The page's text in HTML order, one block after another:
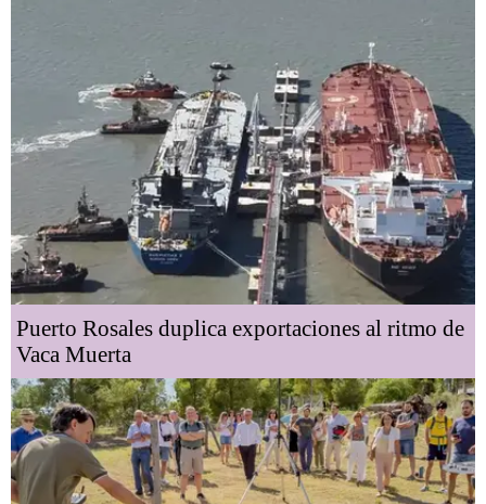
Puerto Rosales duplica exportaciones al ritmo de
Vaca Muerta